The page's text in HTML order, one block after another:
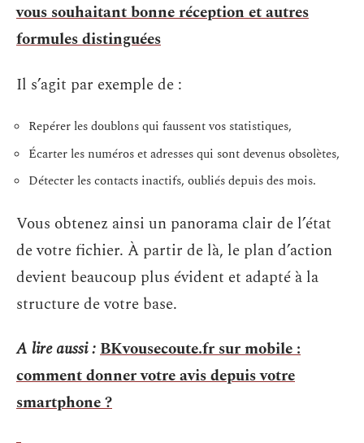
vous souhaitant bonne réception et autres
formules distinguées
Il s’agit par exemple de :
Repérer les doublons qui faussent vos statistiques,
Écarter les numéros et adresses qui sont devenus obsolètes,
Détecter les contacts inactifs, oubliés depuis des mois.
Vous obtenez ainsi un panorama clair de l’état
de votre fichier. À partir de là, le plan d’action
devient beaucoup plus évident et adapté à la
structure de votre base.
A lire aussi :BKvousecoute.fr sur mobile :
comment donner votre avis depuis votre
smartphone ?